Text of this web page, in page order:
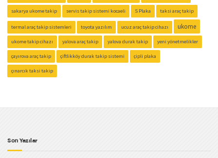
sakarya ukome takip servis takip sistemi kocaeli S Plaka taksi araç takip
termal araç takip sistemleri toyota yazılım ucuz araç takip cihazı ukome
ukome takip cihazı yalova araç takip yalova durak takip yeni yönetmelikler
çayırova araç takip çiftlikköy durak takip sistemi çipli plaka
çınarcık taksi takip
Son Yazılar